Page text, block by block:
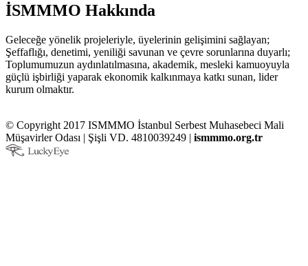
İSMMMO Hakkında
Geleceğe yönelik projeleriyle, üyelerinin gelişimini sağlayan;
Şeffaflığı, denetimi, yeniliği savunan ve çevre sorunlarına duyarlı;
Toplumumuzun aydınlatılmasına, akademik, mesleki kamuoyuyla
güçlü işbirliği yaparak ekonomik kalkınmaya katkı sunan, lider
kurum olmaktır.
© Copyright 2017 ISMMMO İstanbul Serbest Muhasebeci Mali
Müşavirler Odası | Şişli VD. 4810039249 | ismmmo.org.tr